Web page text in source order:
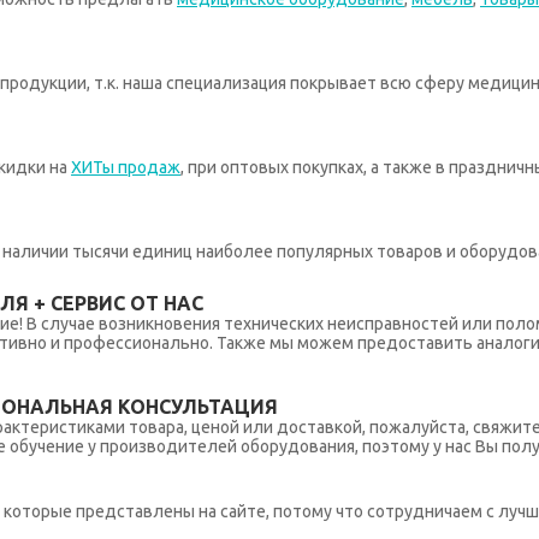
т.к. наша специализация покрывает всю сферу
на ХИТы продаж, при оптовых покупках, а также в
тысячи единиц наиболее популярных товаров и
+ СЕРВИС ОТ НАС
В случае возникновения технических неисправностей или
и профессионально. Также мы можем предоставить
КОНСУЛЬТАЦИЯ
товара, ценой или доставкой, пожалуйста,
у производителей оборудования, поэтому у нас Вы
представлены на сайте, потому что сотрудничаем с